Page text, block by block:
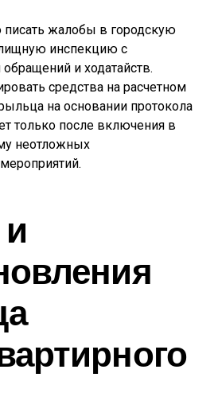
писать жалобы в городскую
инспекцию с
и ходатайств.
средства на расчетном
на основании протокола
только после включения в
неотложных